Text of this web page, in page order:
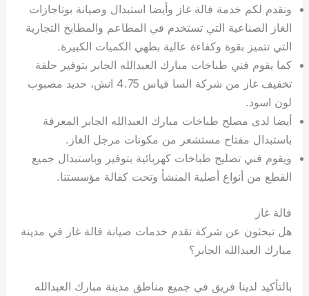
ونقدم لكم خدمة فالة غاز وأيضا استبدال وصيانة بوتاجازات
الغاز الصناعية التي تستخدم في المطاعم والمطابخ التجارية
التي تتميز بقوة وكفاءة عالية بطهي الكميات الكبيرة.
كما يقوم فني طباخات مبارك العبدالله الجابر بتوفير حلقة
تخفيف غاز من شركة السا قياس 4.75 انش، حديد مصبوب
لون اسود.
أيضا لدى مصلح طباخات مبارك العبدالله الجابر المعرفة
باستبدال مفتاح مستشعر من مكونات مرجل الغاز.
ويقوم فني تصليح طباخات كهربائية بتوفير وباستبدال جميع
القطع من أنواع أصلية المنشأ وتحت كفالة مؤسستنا.
فالة غاز
هل تبحثون عن شركة تقدم خدمات صيانة فالة غاز في مدينة
مبارك العبدالله الجابر؟
بالتأكيد لدينا فريق في جميع مناطق مدينة مبارك العبدالله